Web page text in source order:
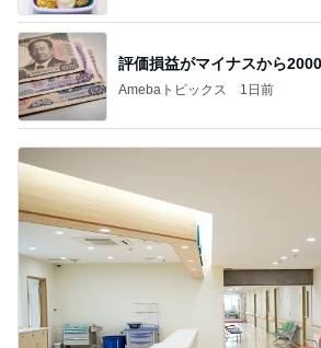
評価損益がマイナスから
Amebaトピックス 1日前